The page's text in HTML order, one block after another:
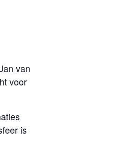
van
voor
is